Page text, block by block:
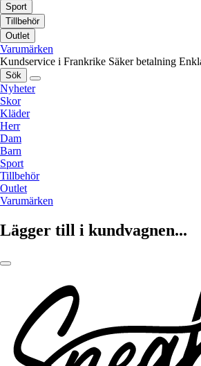
Sport
Tillbehör
Outlet
Varumärken
Kundservice i Frankrike Säker betalning
Sök
Nyheter
Skor
Kläder
Herr
Dam
Barn
Sport
Tillbehör
Outlet
Varumärken
Lägger till i kundvagnen...